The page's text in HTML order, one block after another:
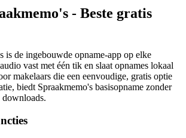
- Beste gratis
is de ingebouwde opname-app op elke
vast met één tik en slaat opnames lokaal
makelaars die een eenvoudige, gratis optie
biedt Spraakmemo's basisopname zonder
downloads.